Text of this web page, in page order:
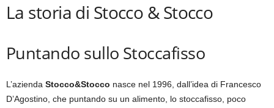
La storia di Stocco & Stocco
Puntando sullo Stoccafisso
L’azienda Stocco&Stocco nasce nel 1996, dall’idea di Francesco
D’Agostino, che puntando su un alimento, lo stoccafisso, poco